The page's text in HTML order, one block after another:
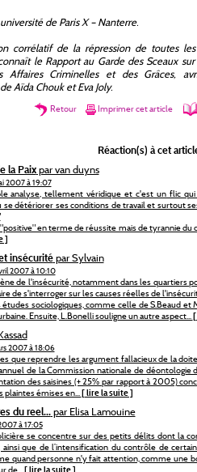
de Paris X – Nanterre.
corrélatif de la répression de toutes
le Rapport au Garde des Sceaux
Affaires Criminelles et des Grâces,
Aïda Chouk et Eva Joly.
Retour Imprimer cet article
Réaction(s) à cet
la Paixpar van duyns
2007 à 19:07
analyse, tellement véridique et c'est un flic
se détériorer ses conditions de travail et surtout
en terme de réussite mais de tyrannie du
]
insécuritépar Sylvain
2007 à 10:10
de l'insécurité, notamment dans les quartiers
de s'interroger sur les causes réelles de
sociologiques, comme celle de S.Beaud et
Ensuite, L.Bonelli souligne un autre aspect...[
2007 à 18:06
que reprendre les argument fallacieux de la
de la Commission nationale de déontologie
des saisines (+ 25% par rapport à 2005)
plaintes émises en...[ lire la suite ]
du reel...par Elisa Lamouine
à 17:05
se concentre sur des petits délits dont la
ainsi que de l’intensification du contrôle de
quand personne n'y fait attention, comme une